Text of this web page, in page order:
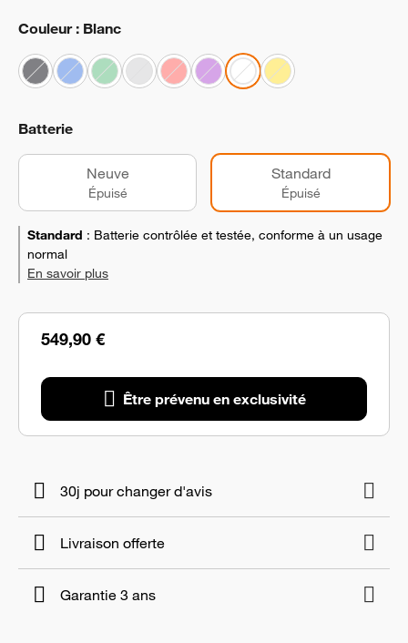
549,90 €
Être prévenu en exclusivité
Couleur : Blanc
Batterie
Neuve
Épuisé
Standard
Épuisé
Standard : Batterie contrôlée et testée, conforme à un usage
normal
En savoir plus
30j pour changer d'avis
Livraison offerte
Garantie 3 ans